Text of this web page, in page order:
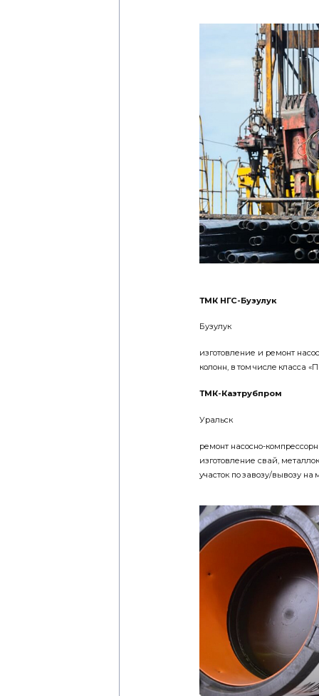
ТМК НГС-Бузулук
Бузулук
изготовление и ремонт
колонн, в том числе класса
ТМК-Казтрубпром
Уральск
ремонт насосно-
изготовление свай,
участок по завозу/вывозу на